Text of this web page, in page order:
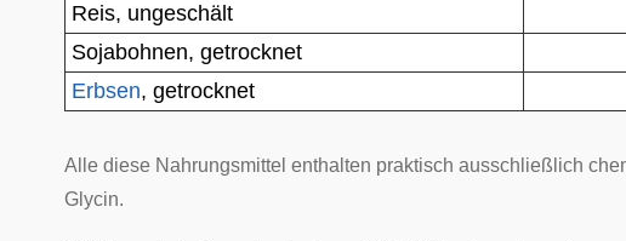
Reis, ungeschält
Sojabohnen, getrocknet
Erbsen, getrocknet
Alle diese Nahrungsmittel enthalten praktisch ausschließlich
Glycin.